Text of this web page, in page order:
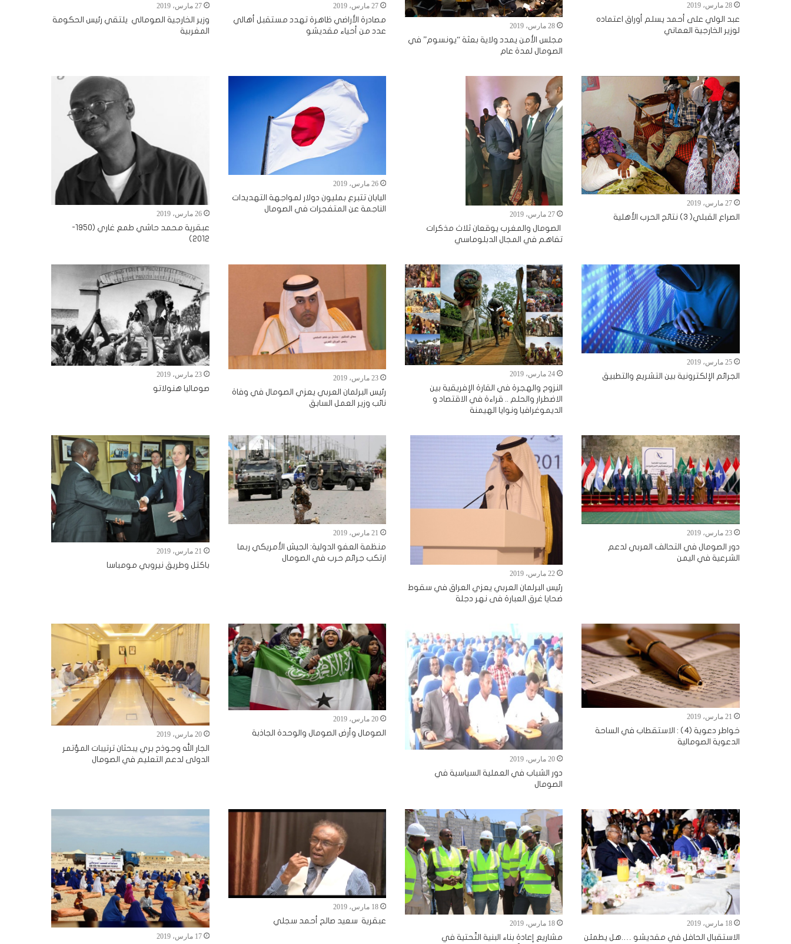
28 مارس، 2019
عبد الولي على أحمد يسلم أوراق اعتماده
لوزير الخارجية العماني
28 مارس، 2019
مجلس الأمن يمدد ولاية بعثة “يونسوم” في
الصومال لمدة عام
27 مارس، 2019
مصادرة الأراضي ظاهرة تهدد مستقبل أهالي
عدد من أحياء مقديشو
27 مارس، 2019
وزير الخارجية الصومالي يلتقي رئيس الحكومة
المغربية
27 مارس، 2019
الصراع القبلي( 3) نتائج الحرب الأهلية 27 مارس، 2019
الصومال والمغرب يوقعان ثلاث مذكرات
تفاهم في المجال الدبلوماسي
26 مارس، 2019
اليابان تتبرع بمليون دولار لمواجهة التهديدات
الناجمة عن المتفجرات في الصومال
26 مارس، 2019
عبقرية محمد حاشي طمع غاري (1950-
2012)
25 مارس، 2019
الجرائم الإلكترونية بين التشريع والتطبيق 24 مارس، 2019
النزوح والهجرة في القارة الإفريقية بين
الاضطرار والحلم .. قراءة في الاقتصاد و
الديموغرافيا ونوايا الهيمنة
23 مارس، 2019
رئيس البرلمان العربي يعزي الصومال في وفاة
نائب وزير العمل السابق
23 مارس، 2019
صوماليا هنولاتو
23 مارس، 2019
دور الصومال في التحالف العربي لدعم
الشرعية في اليمن
22 مارس، 2019
رئيس البرلمان العربي يعزي العراق في سقوط
ضحايا غرق العبارة فى نهر دجلة
21 مارس، 2019
منظمة العفو الدولية: الجيش الأمريكي ربما
ارتكب جرائم حرب في الصومال
21 مارس، 2019
باكتل وطريق نيروبي مومباسا
21 مارس، 2019
خواطر دعوية (4) : الاستقطاب في الساحة
الدعوية الصومالية
20 مارس، 2019
دور الشباب في العملية السياسية في
الصومال
20 مارس، 2019
الصومال وأرض الصومال والوحدة الجاذبة 20 مارس، 2019
الجار الله وجوذح بري يبحثان ترتيبات المؤتمر
الدولى لدعم التعليم في الصومال
18 مارس، 2019
الاستقبال الحافل في مقديشو ….هل يطمئن
18 مارس، 2019
مشاريع إعادة بناء البنية التّحتية في
18 مارس، 2019
عبقرية سعيد صالح أحمد سجلي
17 مارس، 2019